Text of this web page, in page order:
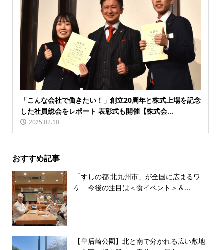
「こんな会社で働きたい！」創立20周年と株式上場を記念
した社員総会をレポート 表彰式も開催【株式会...
2025.02.10
おすすめ記事
「すしの都 北九州市」が全国に広まるワ
ケ 今後の注目は＜食イベント＞＆...
【皇后崎公園】北と南で分かれる広い敷地